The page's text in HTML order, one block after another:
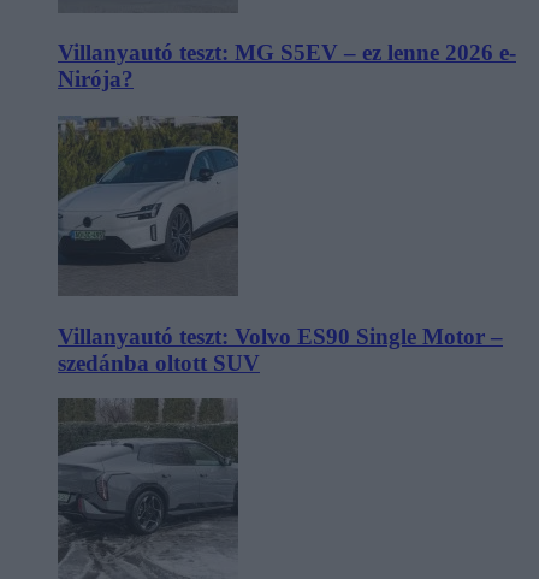
Villanyautó teszt: MG S5EV – ez lenne 2026 e-
Nirója?
Villanyautó teszt: Volvo ES90 Single Motor –
szedánba oltott SUV